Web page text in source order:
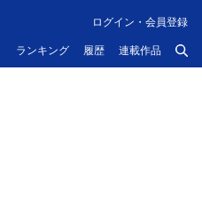
ランキング 履歴 連載作品
ログイン・会員登録